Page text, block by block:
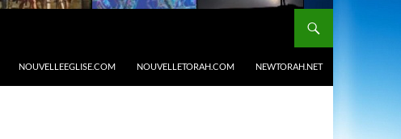
NOUVELLEEGLISE.COM NOUVELLETORAH.COM NEWTORAH.NET